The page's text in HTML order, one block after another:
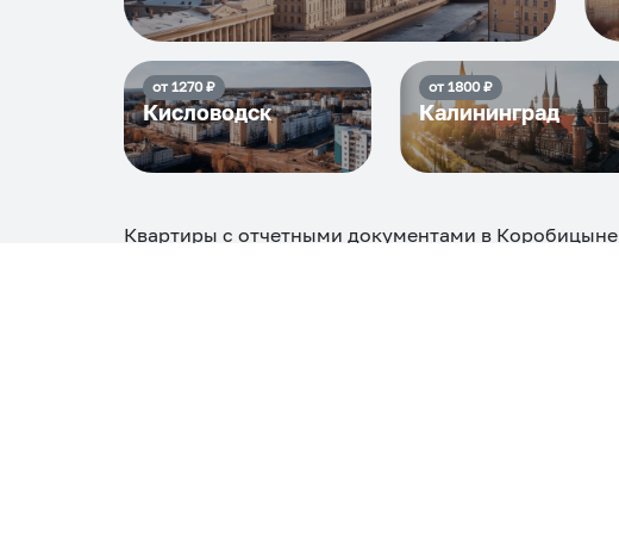
от 1270₽
Кисловодск
от 1800₽
Калининград
Квартиры с отчетными документами в Коробицыне